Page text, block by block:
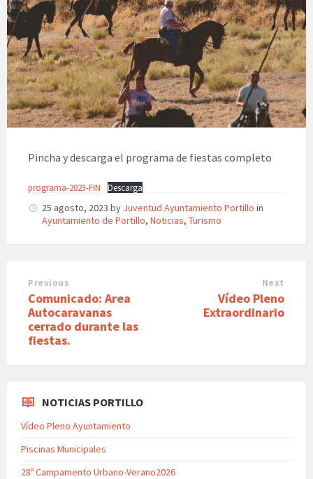
Pincha y descarga el programa de fiestas completo
programa-2023-FIN Descarga
25 agosto, 2023 by Juventud Ayuntamiento Portillo in
Ayuntamiento de Portillo, Noticias, Turismo
Previous
Comunicado: Area
Autocaravanas
cerrado durante las
fiestas.
Next
Vídeo Pleno
Extraordinario
NOTICIAS PORTILLO
Vídeo Pleno Ayuntamiento
Piscinas Municipales
28º Campamento Urbano-Verano2026